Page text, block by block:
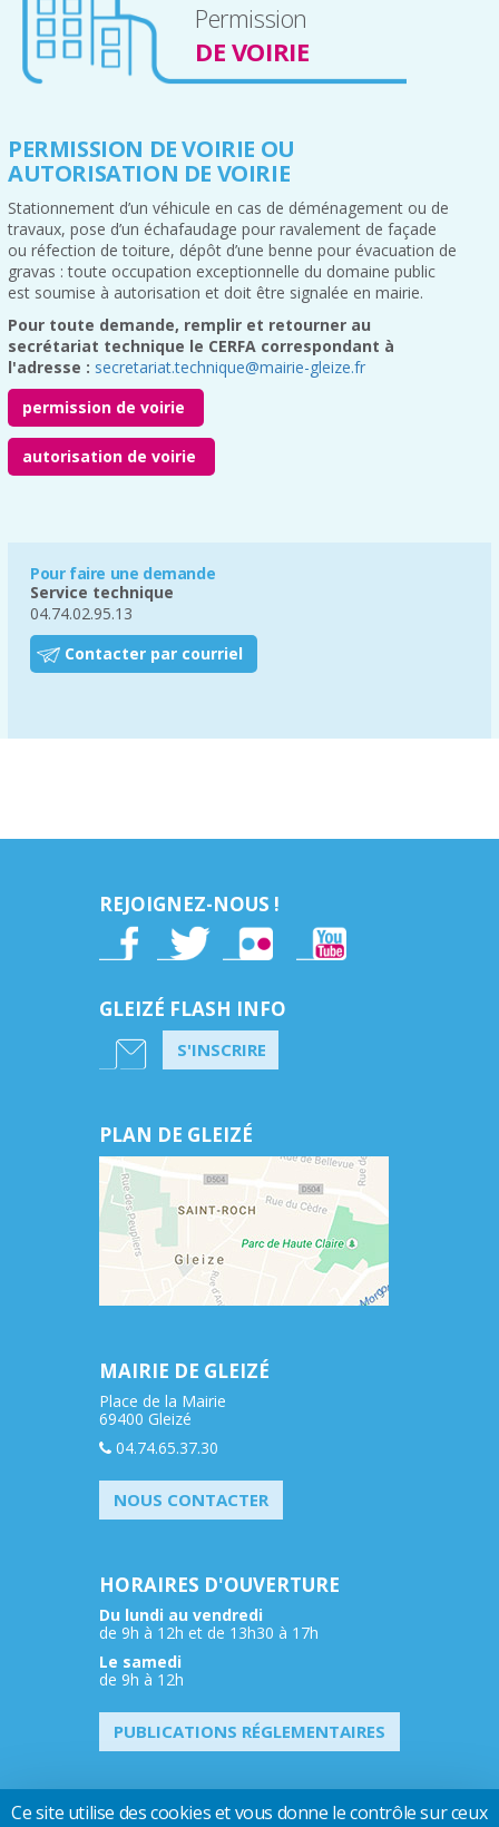
Permission
DE VOIRIE
PERMISSION DE VOIRIE OU
AUTORISATION DE VOIRIE
Stationnement d’un véhicule en cas de déménagement ou de
travaux, pose d’un échafaudage pour ravalement de façade
ou réfection de toiture, dépôt d’une benne pour évacuation de
gravas : toute occupation exceptionnelle du domaine public
est soumise à autorisation et doit être signalée en mairie.
Pour toute demande, remplir et retourner au
secrétariat technique le CERFA correspondant à
l'adresse : secretariat.technique@mairie-gleize.fr
permission de voirie
autorisation de voirie
Pour faire une demande
Service technique
04.74.02.95.13
Contacter par courriel
REJOIGNEZ-NOUS !
GLEIZÉ FLASH INFO
S'INSCRIRE
PLAN DE GLEIZÉ
MAIRIE DE GLEIZÉ
Place de la Mairie
69400 Gleizé
04.74.65.37.30
NOUS CONTACTER
HORAIRES D'OUVERTURE
Du lundi au vendredi
de 9h à 12h et de 13h30 à 17h
Le samedi
de 9h à 12h
PUBLICATIONS RÉGLEMENTAIRES
Ce site utilise des cookies et vous donne le contrôle sur ceux